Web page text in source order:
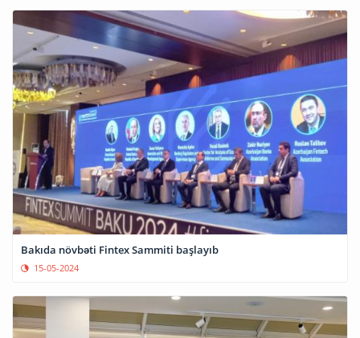
Bakıda növbəti Fintex Sammiti başlayıb
15-05-2024